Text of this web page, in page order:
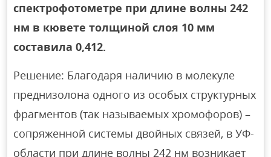
спектрофотометре при длине волны 242
нм в кювете толщиной слоя 10 мм
составила 0,412.
Решение: Благодаря наличию в молекуле
преднизолона одного из особых структурных
фрагментов (так называемых хромофоров) –
сопряженной системы двойных связей, в УФ-
области при длине волны 242 нм возникает